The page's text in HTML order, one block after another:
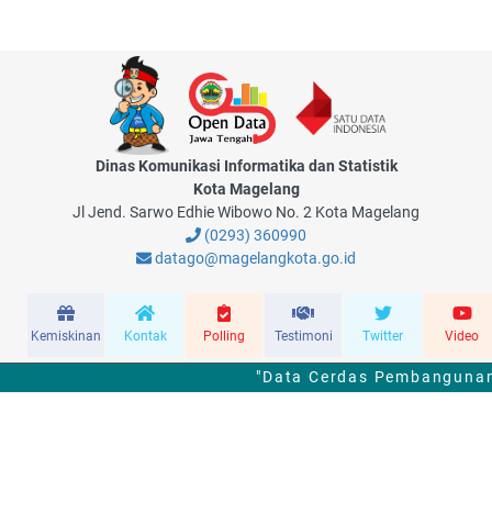
Dinas Komunikasi Informatika dan Statistik
Kota Magelang
Jl Jend. Sarwo Edhie Wibowo No. 2 Kota Magelang
(0293) 360990
datago@magelangkota.go.id
Kemiskinan Kontak Polling Testimoni Twitter Video
"Data Cerdas